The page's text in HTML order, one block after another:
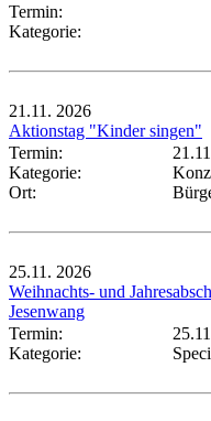
Termin:
Kategorie:
21.11. 2026
Aktionstag "Kinder singen"
Termin:
Kategorie:
Ort:
25.11. 2026
Weihnachts- und
Jesenwang
Termin:
Kategorie: